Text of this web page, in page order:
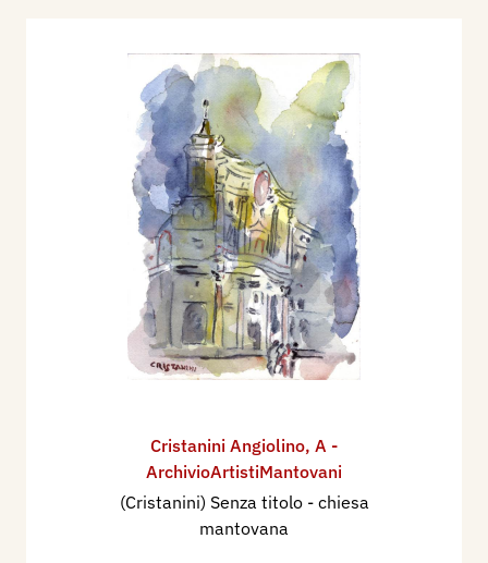
Cristanini Angiolino, A -
ArchivioArtistiMantovani
(Cristanini) Senza titolo - chiesa
mantovana